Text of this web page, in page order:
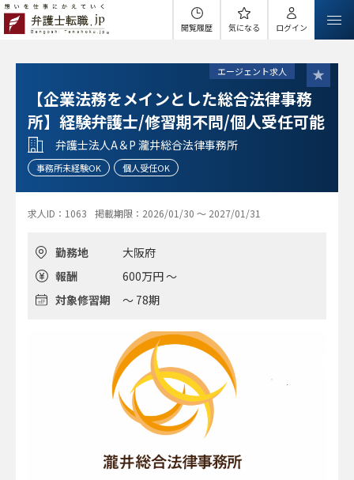
閲覧履歴 気になる ログイン
エージェント求人
【企業法務をメインとした総合法律事務
所】経験弁護士/修習期不問/個人受任可能
弁護士法人A＆P 瀧井総合法律事務所
事務所未経験OK 個人受任OK
求人ID：1063 掲載期限：2026/01/30 ～ 2027/01/31
勤務地
大阪府
報酬
600万円 ～
対象修習期
～ 78期